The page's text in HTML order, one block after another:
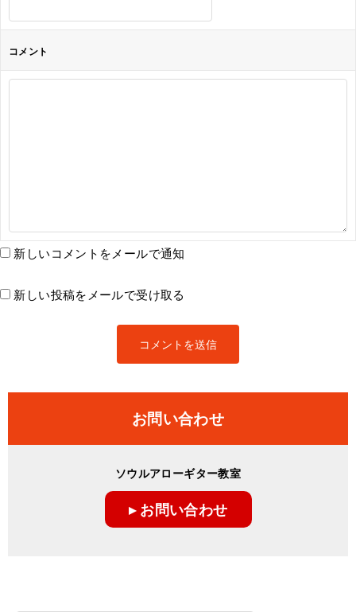
コメント
新しいコメントをメールで通知
新しい投稿をメールで受け取る
お問い合わせ
ソウルアローギター教室
▸ お問い合わせ